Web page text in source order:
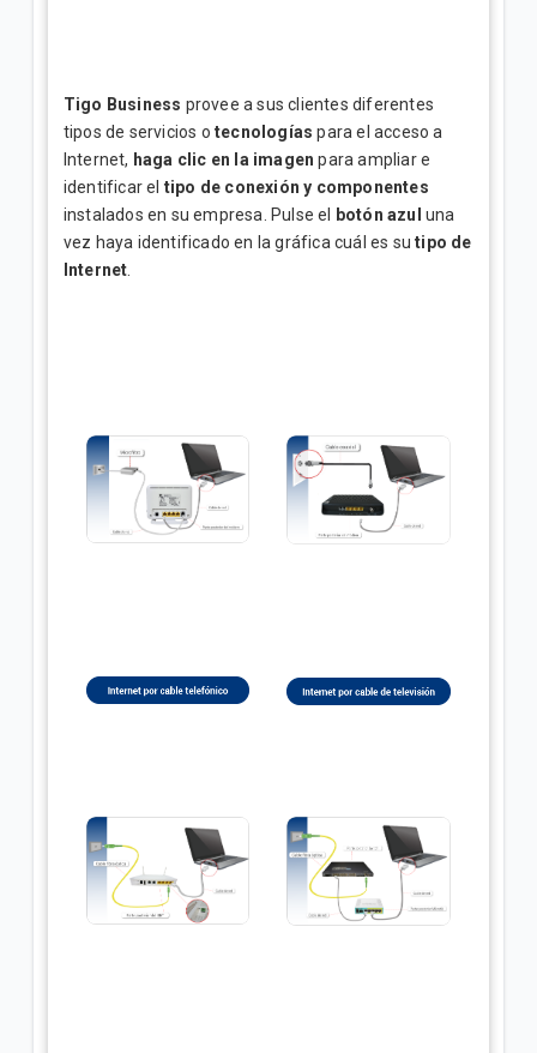
Tigo Business provee a sus clientes diferentes
tipos de servicios o tecnologías para el acceso a
Internet, haga clic en la imagen para ampliar e
identificar el tipo de conexión y componentes
instalados en su empresa. Pulse el
botón azul una
vez haya identificado en la gráfica cuál es sutipo de
Internet.